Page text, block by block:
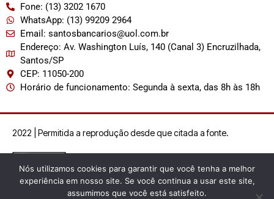
Fone: (13) 3202 1670
WhatsApp: (13) 99209 2964
Email: santosbancarios@uol.com.br
Endereço: Av. Washington Luís, 140 (Canal 3) Encruzilhada,
Santos/SP
CEP: 11050-200
Horário de funcionamento: Segunda à sexta, das 8h às 18h
2022 | Permitida a reprodução desde que citada a fonte.
Nós utilizamos cookies para garantir que você tenha a melhor
experiência em nosso site. Se você continua a usar este site,
assumimos que você está satisfeito.